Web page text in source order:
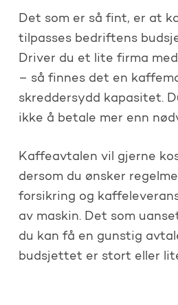
Det som er så fint, er at
tilpasses bedriftens
Driver du et lite firma
– så finnes det en
skreddersydd kapasitet.
ikke å betale mer enn
Kaffeavtalen vil gjerne
dersom du ønsker
forsikring og
av maskin. Det som
du kan få en gunstig
budsjettet er stort eller